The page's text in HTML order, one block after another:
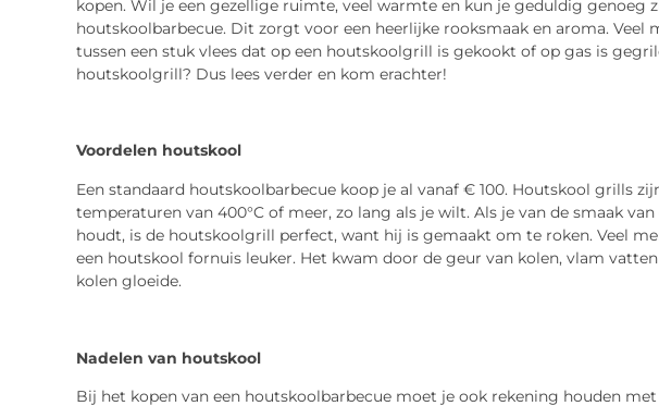
kopen. Wil je een gezellige ruimte, veel warmte en kun je geduldig genoeg
houtskoolbarbecue. Dit zorgt voor een heerlijke rooksmaak en aroma. Veel
tussen een stuk vlees dat op een houtskoolgrill is gekookt of op gas is
houtskoolgrill? Dus lees verder en kom erachter!
Voordelen houtskool
Een standaard houtskoolbarbecue koop je al vanaf € 100. Houtskool grills
temperaturen van 400°C of meer, zo lang als je wilt. Als je van de smaak
houdt, is de houtskoolgrill perfect, want hij is gemaakt om te roken. Veel
een houtskool fornuis leuker. Het kwam door de geur van kolen, vlam
kolen gloeide.
Nadelen van houtskool
Bij het kopen van een houtskoolbarbecue moet je ook rekening houden met